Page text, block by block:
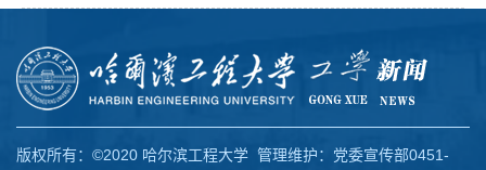
版权所有：©2020 哈尔滨工程大学 管理维护：党委宣传部0451-